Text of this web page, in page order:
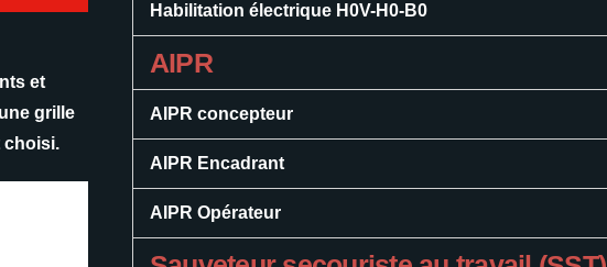
et
grille
choisi.
Habilitation électrique H0V-H0-B0
AIPR
AIPR concepteur
AIPR Encadrant
AIPR Opérateur